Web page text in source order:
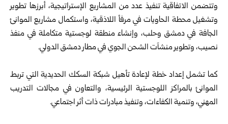
وتتضمن الاتفاقية تنفيذ عدد من المشاريع الإستراتيجية، أبرزها تطوير
‏وتشغيل محطة الحاويات في مرفأ اللاذقية، واستكمال مشاريع الموانئ
الجافة ‏في دمشق وحلب، وإنشاء منطقة لوجستية متكاملة في منفذ
نصيب، وتطوير ‏منشآت الشحن الجوي في مطار دمشق الدولي.‏
كما تشمل إعداد خطة لإعادة تأهيل شبكة السكك الحديدية التي تربط
الموانئ ‏بالمراكز اللوجستية الرئيسية، والتعاون في مجالات التدريب
المهني، وتنمية ‏الكفاءات، وتنفيذ مبادرات ذات أثر اجتماعي.‏